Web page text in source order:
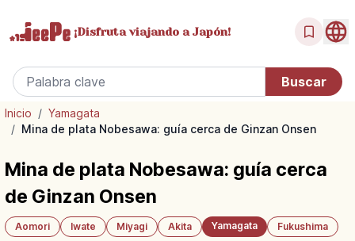
¡Disfrutaviajando a Japón!
Inicio / Yamagata
/ Mina de plata Nobesawa: guía cerca de Ginzan Onsen
Mina de plata Nobesawa: guía cerca
de Ginzan Onsen
Aomori Iwate Miyagi Akita Yamagata Fukushima